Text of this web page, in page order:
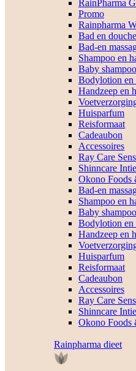
RainPharma
Promo
Rainpharma
Bad en
Bad-en
Shampoo en
Baby
Bodylotion en
Handzeep en
Huisparfum
Reisformaat
Cadeaubon
Accessoires
Ray Care
Shinncare
Okono Foods
Bad-en
Shampoo en
Baby
Bodylotion en
Handzeep en
Huisparfum
Reisformaat
Cadeaubon
Accessoires
Ray Care
Shinncare
Okono Foods
Rainpharma dieet